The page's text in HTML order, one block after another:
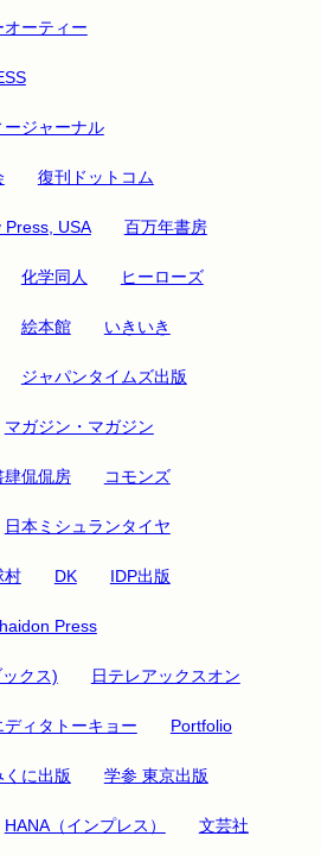
オーティー
ジャーナル
復刊ドットコム
USA 百万年書房
化学同人 ヒーローズ
絵本館 いきいき
ジャパンタイムズ出版
マガジン・マガジン
肆侃侃房 コモンズ
日本ミシュランタイヤ
村 DK IDP出版
Press
クス) 日テレアックスオン
ディタトーキョー Portfolio
くに出版 学参 東京出版
HANA（インプレス） 文芸社